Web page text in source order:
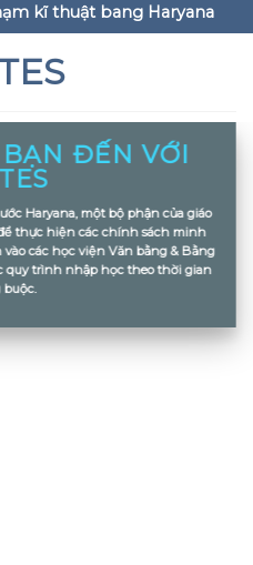
kĩ thuật bang Haryana
ĐẾN VỚI
Haryana, một bộ phận của giáo
thực hiện các chính sách minh
các học viện Văn bằng & Bằng
quy trình nhập học theo thời gian
buộc.